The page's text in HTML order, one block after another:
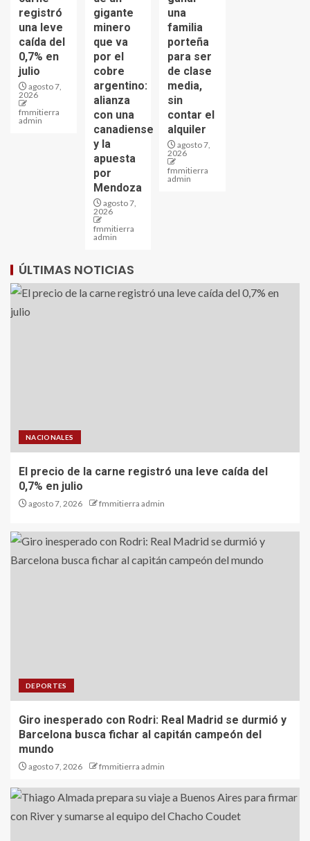
registró
una leve
caída del
0,7% en
julio
agosto 7,
2026
fmmitierra
admin
gigante
minero
que va
por el
cobre
argentino:
alianza
con una
canadiense
y la
apuesta
por
Mendoza
agosto 7,
2026
fmmitierra
admin
una
familia
porteña
para ser
de clase
media,
sin
contar el
alquiler
agosto 7,
2026
fmmitierra
admin
ÚLTIMAS NOTICIAS
NACIONALES
El precio de la carne registró una leve caída del
0,7% en julio
agosto 7, 2026 fmmitierra admin
DEPORTES
Giro inesperado con Rodri: Real Madrid se durmió y
Barcelona busca fichar al capitán campeón del
mundo
agosto 7, 2026 fmmitierra admin